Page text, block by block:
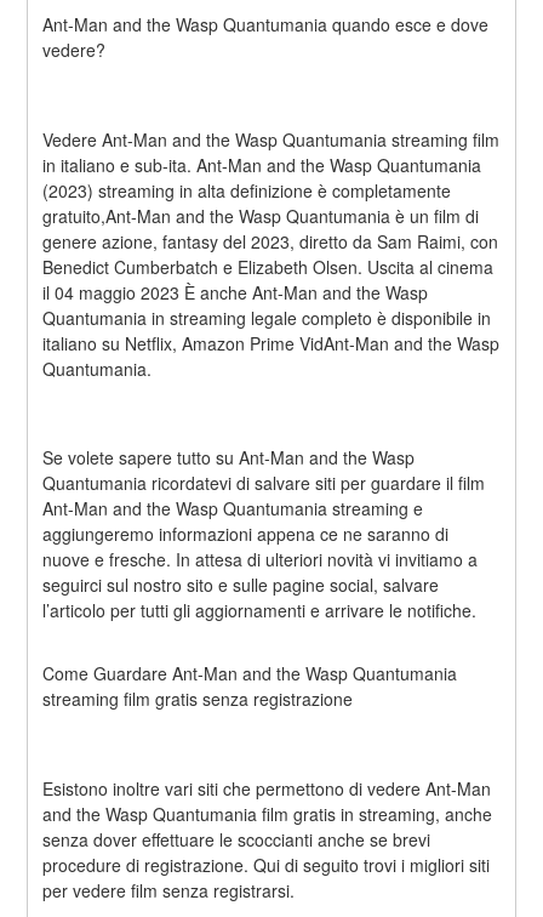
Ant-Man and the Wasp Quantumania quando esce e dove
vedere?
Vedere Ant-Man and the Wasp Quantumania streaming film
in italiano e sub-ita. Ant-Man and the Wasp Quantumania
(2023) streaming in alta definizione è completamente
gratuito,Ant-Man and the Wasp Quantumania è un film di
genere azione, fantasy del 2023, diretto da Sam Raimi, con
Benedict Cumberbatch e Elizabeth Olsen. Uscita al cinema
il 04 maggio 2023 È anche Ant-Man and the Wasp
Quantumania in streaming legale completo è disponibile in
italiano su Netflix, Amazon Prime VidAnt-Man and the Wasp
Quantumania.
Se volete sapere tutto su Ant-Man and the Wasp
Quantumania ricordatevi di salvare siti per guardare il film
Ant-Man and the Wasp Quantumania streaming e
aggiungeremo informazioni appena ce ne saranno di
nuove e fresche. In attesa di ulteriori novità vi invitiamo a
seguirci sul nostro sito e sulle pagine social, salvare
l’articolo per tutti gli aggiornamenti e arrivare le notifiche.
Come Guardare Ant-Man and the Wasp Quantumania
streaming film gratis senza registrazione
Esistono inoltre vari siti che permettono di vedere Ant-Man
and the Wasp Quantumania film gratis in streaming, anche
senza dover effettuare le scoccianti anche se brevi
procedure di registrazione. Qui di seguito trovi i migliori siti
per vedere film senza registrarsi.